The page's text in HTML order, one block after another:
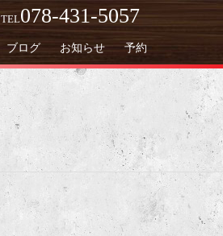
TEL078-431-5057
ブログ お知らせ 予約